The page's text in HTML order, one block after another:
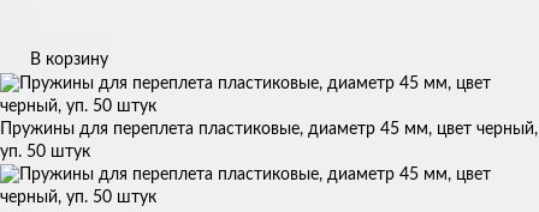
В корзину
Пружины для переплета пластиковые, диаметр 45 мм, цвет черный,
уп. 50 штук